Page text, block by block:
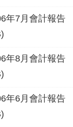
年7月會計報告
年8月會計報告
年6月會計報告